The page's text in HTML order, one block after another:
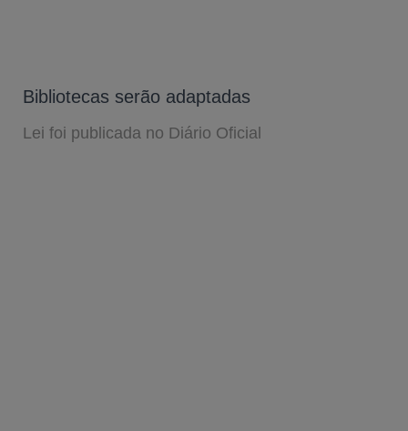
Bibliotecas serão adaptadas
Lei foi publicada no Diário Oficial